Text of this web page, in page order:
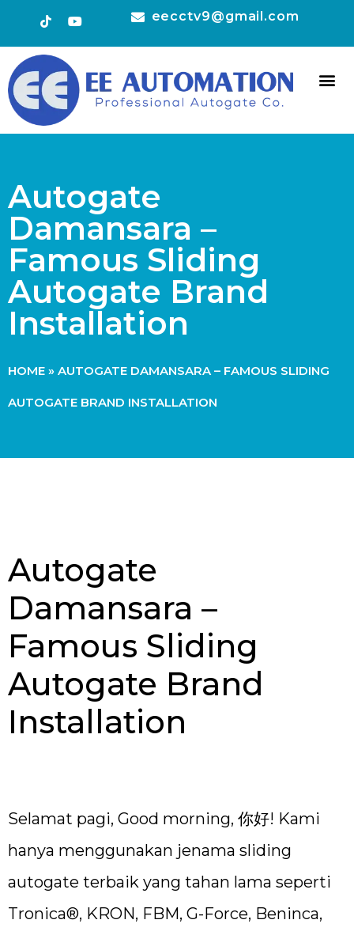
eecctv9@gmail.com
Autogate
Damansara –
Famous Sliding
Autogate Brand
Installation
HOME » AUTOGATE DAMANSARA – FAMOUS SLIDING
AUTOGATE BRAND INSTALLATION
Autogate
Damansara –
Famous Sliding
Autogate Brand
Installation
Selamat pagi, Good morning, 你好! Kami
hanya menggunakan jenama sliding
autogate terbaik yang tahan lama seperti
Tronica®, KRON, FBM, G-Force, Beninca,